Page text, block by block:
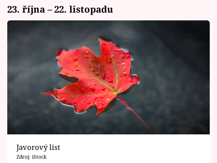
23. října – 22. listopadu
Javorový list
Zdroj: iStock